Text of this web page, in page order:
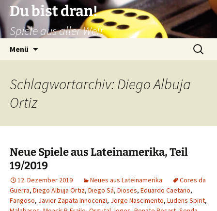
Zum
Inhalt
springen
Du bist dran!
Spiele aus aller Welt
Menü
Suchen
nach:
Schlagwortarchiv: Diego Albuja
Ortiz
Neue Spiele aus Lateinamerika, Teil
19/2019
12. Dezember 2019 Neues aus Lateinamerika
Cores da
Guerra, Diego Albuja Ortiz, Diego Sá, Dioses, Eduardo Caetano,
Fangoso, Javier Zapata Innocenzi, Jorge Nascimento, Ludens Spirit,